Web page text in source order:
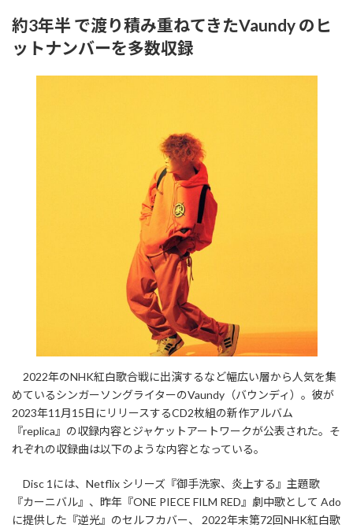
新
時
約3年半 で渡り積み重ねてきたVaundy のヒ
ットナンバーを多数収録
2022年のNHK紅白歌合戦に出演するなど幅広い層から人気を集
めているシンガーソングライターのVaundy（バウンディ）。彼が
2023年11月15日にリリースするCD2枚組の新作アルバム
『replica』の収録内容とジャケットアートワークが公表された。そ
れぞれの収録曲は以下のような内容となっている。
Disc 1には、Netflix シリーズ『御手洗家、炎上する』主題歌
『カーニバル』、昨年『ONE PIECE FILM RED』劇中歌として Ado
に提供した『逆光』のセルフカバー、 2022年末第72回NHK紅白歌